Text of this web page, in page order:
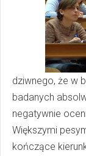
dziwnego, że w
badanych
negatywnie
Większymi
kończące